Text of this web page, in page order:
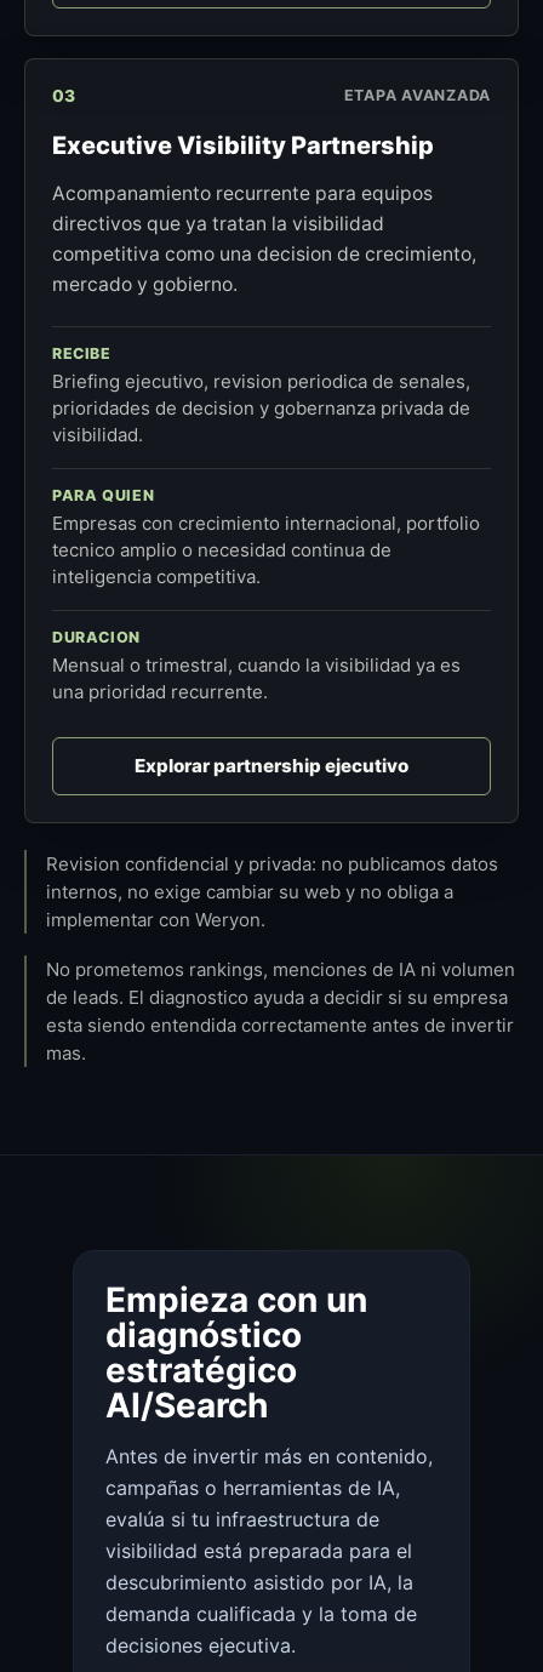
03 ETAPA AVANZADA
Executive Visibility Partnership
Acompanamiento recurrente para equipos
directivos que ya tratan la visibilidad
competitiva como una decision de crecimiento,
mercado y gobierno.
RECIBE
Briefing ejecutivo, revision periodica de senales,
prioridades de decision y gobernanza privada de
visibilidad.
PARA QUIEN
Empresas con crecimiento internacional, portfolio
tecnico amplio o necesidad continua de
inteligencia competitiva.
DURACION
Mensual o trimestral, cuando la visibilidad ya es
una prioridad recurrente.
Explorar partnership ejecutivo
Revision confidencial y privada: no publicamos datos
internos, no exige cambiar su web y no obliga a
implementar con Weryon.
No prometemos rankings, menciones de IA ni volumen
de leads. El diagnostico ayuda a decidir si su empresa
esta siendo entendida correctamente antes de invertir
mas.
Empieza con un
diagnóstico
estratégico
AI/Search
Antes de invertir más en contenido,
campañas o herramientas de IA,
evalúa si tu infraestructura de
visibilidad está preparada para el
descubrimiento asistido por IA, la
demanda cualificada y la toma de
decisiones ejecutiva.